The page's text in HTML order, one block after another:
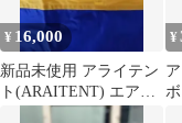
¥ 16,000
新品未使用 アライテン
ト(ARAITENT) エアラ
イズ2用外張
¥